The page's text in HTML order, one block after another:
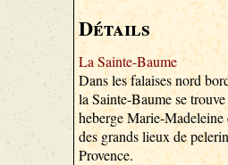
Détails
La Sainte-Baume
Dans les falaises nord
la Sainte-Baume se
heberge Marie-
des grands lieux de
Provence.